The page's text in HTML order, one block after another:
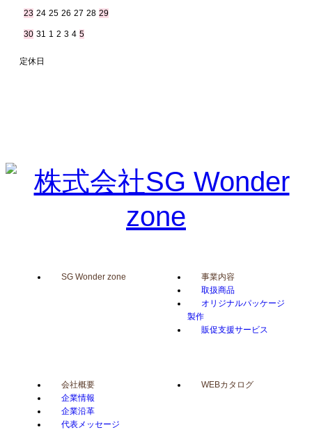
23 24 25 26 27 28 29
30 31 1 2 3 4 5
定休日
SG Wonder zone
事業内容
取扱商品
オリジナルパッケージ
製作
販促支援サービス
会社概要
企業情報
企業沿革
代表メッセージ
WEBカタログ